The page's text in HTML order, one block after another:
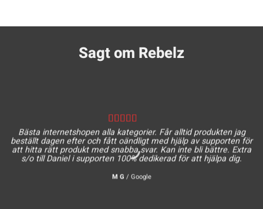
Sagt om Rebelz
Bästa internetshopen alla kategorier. Får alltid produkten jag
beställt dagen efter och fått oändligt med hjälp av supporten för
att hitta rätt produkt med snabba svar. Kan inte bli bättre. Extra
s/o till Daniel i supporten 100% dedikerad för att hjälpa dig.
M G / Google